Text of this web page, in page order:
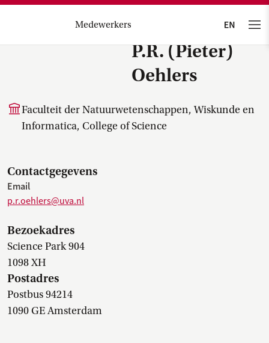
Medewerkers
P.R. (Pieter)
Oehlers
Faculteit der Natuurwetenschappen, Wiskunde en
Informatica, College of Science
Contactgegevens
Email
p.r.oehlers@uva.nl
Bezoekadres
Science Park 904
1098 XH
Postadres
Postbus 94214
1090 GE Amsterdam